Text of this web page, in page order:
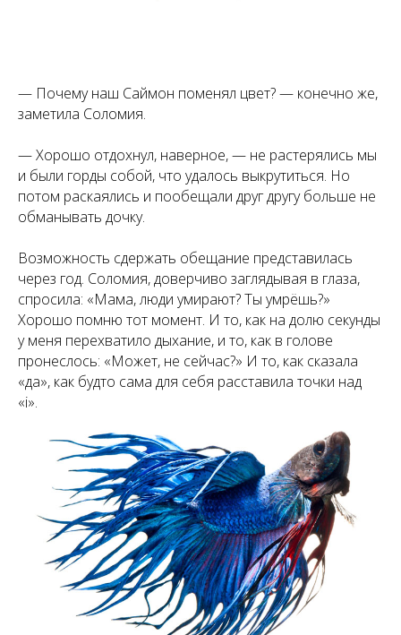
— Почему наш Саймон поменял цвет? — конечно же,
заметила Соломия.
— Хорошо отдохнул, наверное, — не растерялись мы
и были горды собой, что удалось выкрутиться. Но
потом раскаялись и пообещали друг другу больше не
обманывать дочку.
Возможность сдержать обещание представилась
через год. Соломия, доверчиво заглядывая в глаза,
спросила: «Мама, люди умирают? Ты умрёшь?»
Хорошо помню тот момент. И то, как на долю секунды
у меня перехватило дыхание, и то, как в голове
пронеслось: «Может, не сейчас?» И то, как сказала
«да», как будто сама для себя расставила точки над
«і».